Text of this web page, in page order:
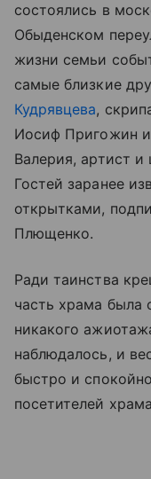
состоялись в
Обыденском
жизни семьи
самые близкие
Кудрявцева,
Иосиф Пригожин и
Валерия, артист
Гостей заранее
открытками,
Плющенко.
Ради таинства
часть храма
никакого
наблюдалось, и
быстро и
посетителей